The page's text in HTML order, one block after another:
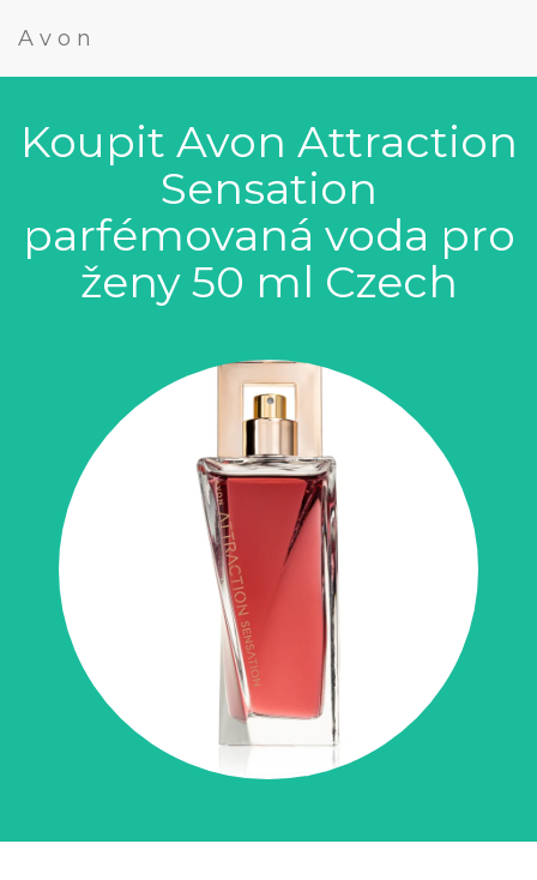
Avon
Koupit Avon Attraction
Sensation
parfémovaná voda pro
ženy 50 ml Czech